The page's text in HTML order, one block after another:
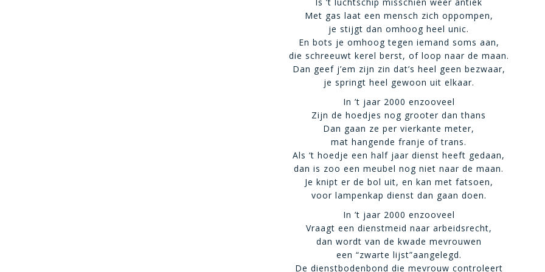
Met gas laat een mensch zich oppompen,
je stijgt dan omhoog heel unic.
En bots je omhoog tegen iemand soms aan,
die schreeuwt kerel berst, of loop naar de maan.
Dan geef j’em zijn zin dat’s heel geen bezwaar,
je springt heel gewoon uit elkaar.
In ’t jaar 2000 enzooveel
Zijn de hoedjes nog grooter dan thans
Dan gaan ze per vierkante meter,
mat hangende franje of trans.
Als ‘t hoedje een half jaar dienst heeft gedaan,
dan is zoo een meubel nog niet naar de maan.
Je knipt er de bol uit, en kan met fatsoen,
voor lampenkap dienst dan gaan doen.
In ’t jaar 2000 enzooveel
Vraagt een dienstmeid naar arbeidsrecht,
dan wordt van de kwade mevrouwen
een “zwarte lijst”aangelegd.
De dienstbodenbond die mevrouw controleert